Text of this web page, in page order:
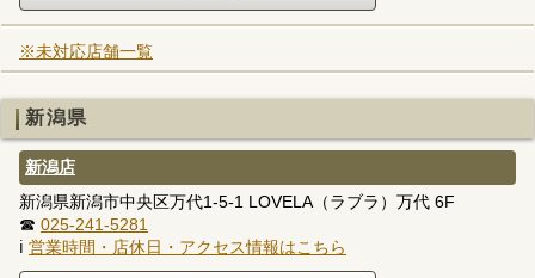
※未対応店舗一覧
新潟県
新潟店
新潟県新潟市中央区万代1-5-1 LOVELA（ラブラ）万代 6F
☎ 025-241-5281
ℹ 営業時間・店休日・アクセス情報はこちら